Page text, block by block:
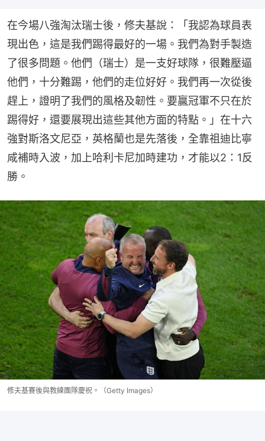
在今場八強淘汰瑞士後，修夫基說：「我認為球員表
現出色，這是我們踢得最好的一場。我們為對手製造
了很多問題。他們（瑞士）是一支好球隊，很難壓逼
他們，十分難踢，他們的走位好好。我們再一次從後
趕上，證明了我們的風格及韌性。要贏冠軍不只在於
踢得好，還要展現出這些其他方面的特點。」在十六
強對斯洛文尼亞，英格蘭也是先落後，全靠祖迪比寧
咸補時入波，加上哈利卡尼加時建功，才能以2：1反
勝。
修夫基賽後與教練團隊慶祝。（Getty Images）